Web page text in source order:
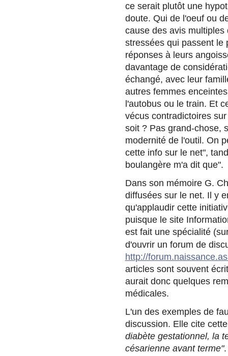
ce serait plutôt une
doute. Qui de l'oeuf ou
cause des avis
stressées qui passent le
réponses à leurs
davantage de
échangé, avec leur
autres femmes
l'autobus ou le train. Et
vécus contradictoires
soit ? Pas grand-chose,
modernité de l'outil. On
cette info sur le net",
boulangère m'a dit que".
Dans son mémoire G.
diffusées sur le net. Il y
qu'applaudir cette
puisque le site
est fait une spécialité
d'ouvrir un forum de
http://
articles sont souvent
aurait donc quelques
médicales.
L'un des exemples de
discussion. Elle cite
diabète gestationnel, la
césarienne avant terme".